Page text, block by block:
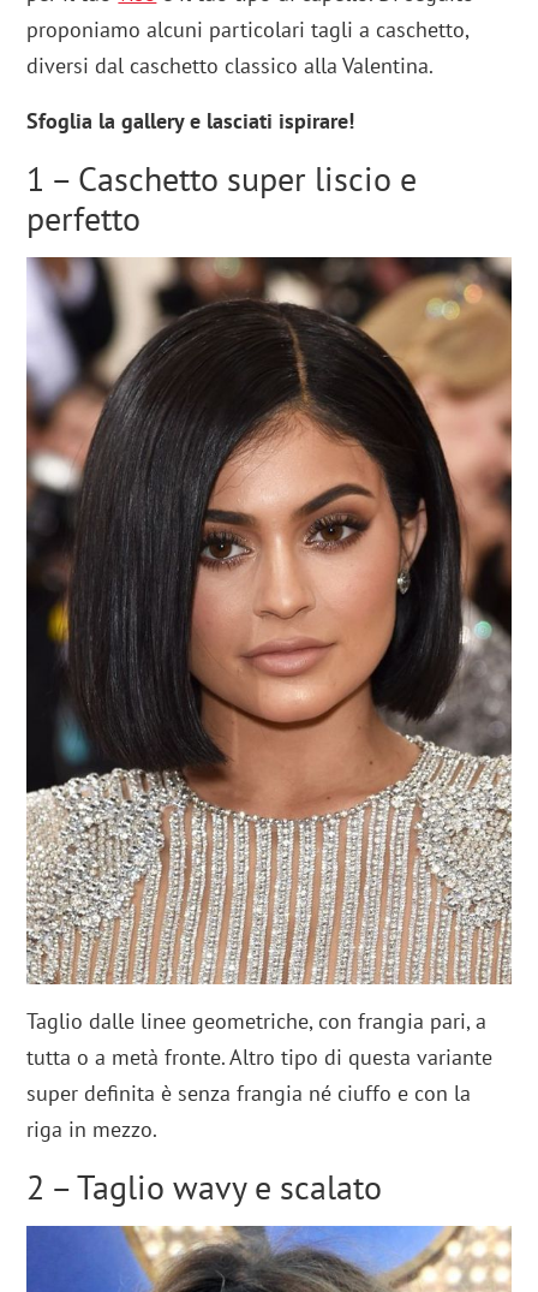
proponiamo alcuni particolari tagli a caschetto,
diversi dal caschetto classico alla Valentina.
Sfoglia la gallery e lasciati ispirare!
1 – Caschetto super liscio e
perfetto
Taglio dalle linee geometriche, con frangia pari, a
tutta o a metà fronte. Altro tipo di questa variante
super definita è senza frangia né ciuffo e con la
riga in mezzo.
2 – Taglio wavy e scalato